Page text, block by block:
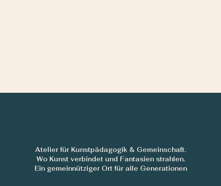
Atelier für Kunstpädagogik & Gemeinschaft.
Wo Kunst verbindet und Fantasien strahlen.
Ein gemeinnütziger Ort für alle Generationen